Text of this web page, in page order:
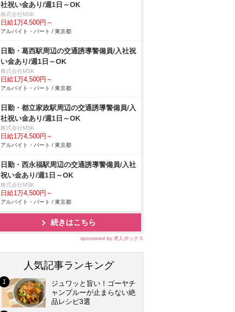
社祝い金あり/週1日～OK
株式会社MSK
日給1万4,500円～
アルバイト・パート / 東京都
日勤・葛西駅周辺の交通誘導警備員/入社祝
い金あり/週1日～OK
株式会社MSK
日給1万4,500円～
アルバイト・パート / 東京都
日勤・都立家政駅周辺の交通誘導警備員/入
社祝い金あり/週1日～OK
株式会社MSK
日給1万4,500円～
アルバイト・パート / 東京都
日勤・西永福駅周辺の交通誘導警備員/入社
祝い金あり/週1日～OK
株式会社MSK
日給1万4,500円～
アルバイト・パート / 東京都
続きはこちら
sponsored by 求人ボックス
人気記事ランキング
ジュワッと旨い！ゴーヤチ
ャンプルーが止まらない絶
品レシピ3選